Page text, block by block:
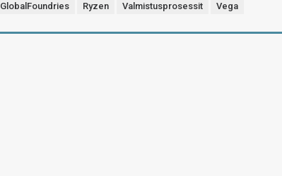
GlobalFoundries Ryzen Valmistusprosessit Vega